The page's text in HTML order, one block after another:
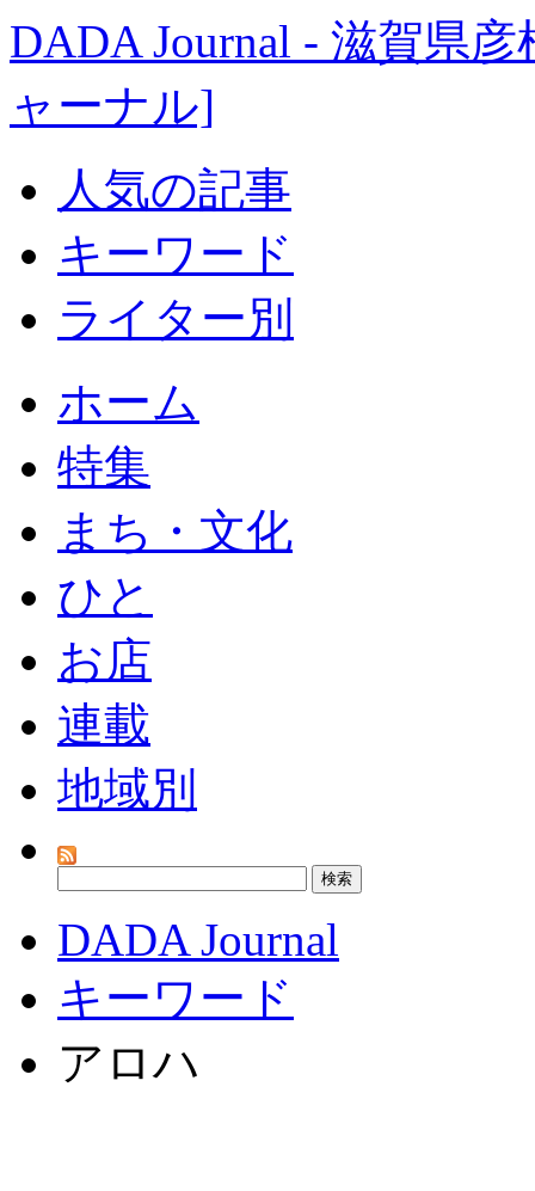
DADA Journal - 滋賀県
ャーナル]
人気の記事
キーワード
ライター別
ホーム
特集
まち・文化
ひと
お店
連載
地域別
DADA Journal
キーワード
アロハ